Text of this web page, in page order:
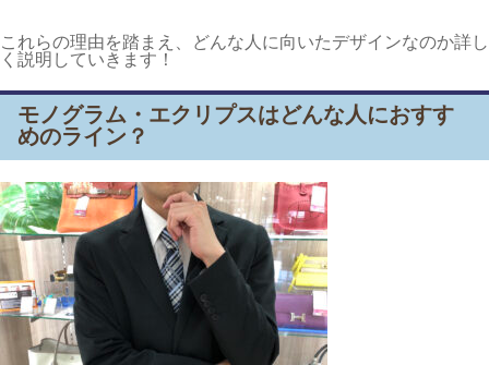
これらの理由を踏まえ、どんな人に向いたデザインなのか詳し
く説明していきます！
モノグラム・エクリプスはどんな人におすす
めのライン？